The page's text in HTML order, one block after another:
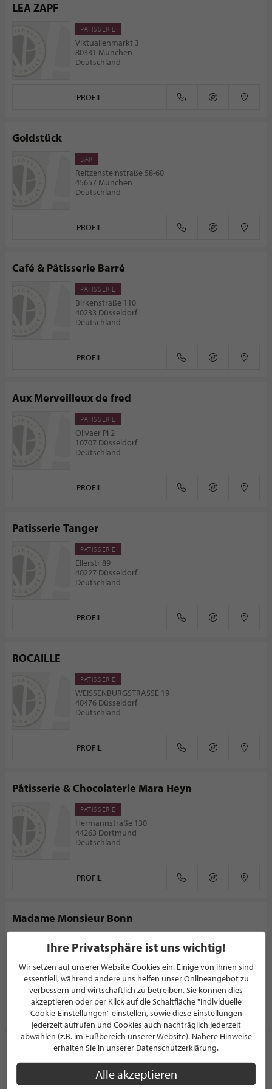
LEA ZAPF
PATISSERIE
Viktualienmarkt 3
80331 München
Deutschland
PROFIL
Goldstück
BAR
Reitzensteinstraße 58-60
45657 München
Deutschland
PROFIL
Café & Pâtisserie Barré
PATISSERIE
Birkenstraße 110
40233 Düsseldorf
Deutschland
PROFIL
Aux Merveilleux de fred
PATISSERIE
Olivaer Pl 2
10707 Düsseldorf
Deutschland
PROFIL
Patisserie Tanger
PATISSERIE
Ellerstr 89
40227 Düsseldorf
Deutschland
PROFIL
ROCAILLE
PATISSERIE
WEISSENBURGSTRASSE 19
40476 Düsseldorf
Deutschland
PROFIL
Pâtisserie & Chocolaterie Mara Heyn
PATISSERIE
Hermannstraße 130
44263 Dortmund
Deutschland
PROFIL
Madame Monsieur Bonn
Römerplatz 3
53173 Bonn
Deutschland
PROFIL
PATISSERIE
Maximilianstraße 28a
Ihre Privatsphäre ist uns wichtig!
Wir setzen auf unserer Website Cookies ein. Einige von ihnen sind
essentiell, während andere uns helfen unser Onlineangebot zu
verbessern und wirtschaftlich zu betreiben. Sie können dies
akzeptieren oder per Klick auf die Schaltfläche "Individuelle
Cookie-Einstellungen" einstellen, sowie diese Einstellungen
jederzeit aufrufen und Cookies auch nachträglich jederzeit
abwählen (z.B. im Fußbereich unserer Website). Nähere Hinweise
erhalten Sie in unserer Datenschutzerklärung.
Alle akzeptieren